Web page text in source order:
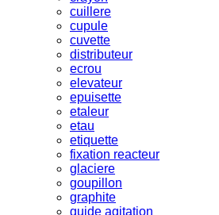
cuillere
cupule
cuvette
distributeur
ecrou
elevateur
epuisette
etaleur
etau
etiquette
fixation reacteur
glaciere
goupillon
graphite
guide agitation